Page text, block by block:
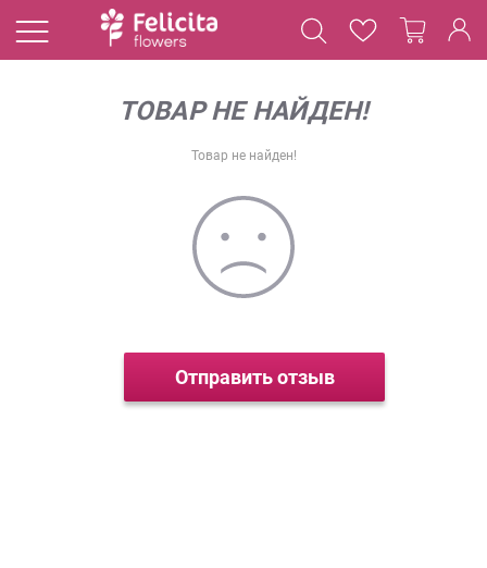
ТОВАР НЕ НАЙДЕН!
Товар не найден!
Отправить отзыв